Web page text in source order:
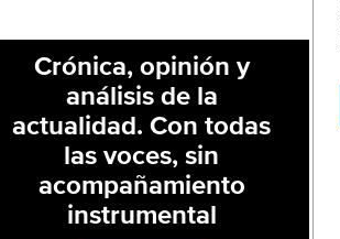
Crónica, opinión y
análisis de la
actualidad. Con todas
las voces, sin
acompañamiento
instrumental